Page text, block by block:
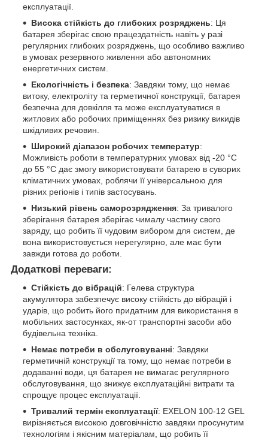
експлуатації.
Висока стійкість до глибоких розряджень: Ця
батарея зберігає свою працездатність навіть у разі
регулярних глибоких розряджень, що особливо важливо
в умовах резервного живлення або автономних
енергетичних систем.
Екологічність і безпека: Завдяки тому, що немає
витоку, електроліту та герметичної конструкції, батарея
безпечна для довкілля та може експлуатуватися в
житлових або робочих приміщеннях без ризику викидів
шкідливих речовин.
Широкий діапазон робочих температур:
Можливість роботи в температурних умовах від -20 °C
до 55 °C дає змогу використовувати батарею в суворих
кліматичних умовах, роблячи її універсальною для
різних регіонів і типів застосувань.
Низький рівень саморозрядження: За тривалого
зберігання батарея зберігає чималу частину свого
заряду, що робить її чудовим вибором для систем, де
вона використовується нерегулярно, але має бути
завжди готова до роботи.
Додаткові переваги:
Стійкість до вібрацій: Гелева структура
акумулятора забезпечує високу стійкість до вібрацій і
ударів, що робить його придатним для використання в
мобільних застосунках, як-от транспортні засоби або
будівельна техніка.
Немає потреби в обслуговуванні: Завдяки
герметичній конструкції та тому, що немає потреби в
додаванні води, ця батарея не вимагає регулярного
обслуговування, що знижує експлуатаційні витрати та
спрощує процес експлуатації.
Тривалий термін експлуатації: EXELON 100-12 GEL
вирізняється високою довговічністю завдяки просунутим
технологіям і якісним матеріалам, що робить її